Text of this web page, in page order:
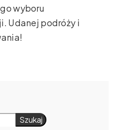
wyboru
Udanej podróży i
Szukaj